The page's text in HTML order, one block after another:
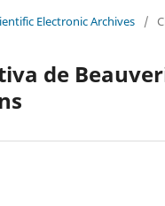
Electronic Archives /
de